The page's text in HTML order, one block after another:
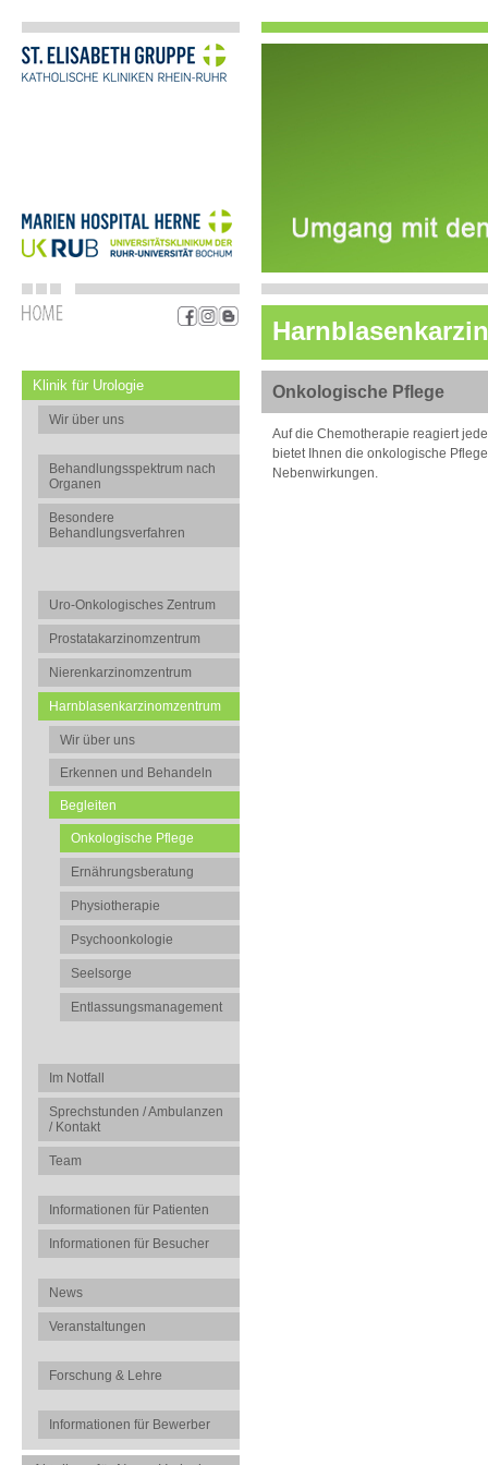
Klinik für Urologie
Wir über uns
Behandlungsspektrum nach
Organen
Besondere
Behandlungsverfahren
Uro-Onkologisches Zentrum
Prostatakarzinomzentrum
Nierenkarzinomzentrum
Harnblasenkarzinomzentrum
Wir über uns
Erkennen und Behandeln
Begleiten
Onkologische Pflege
Ernährungsberatung
Physiotherapie
Psychoonkologie
Seelsorge
Entlassungsmanagement
Im Notfall
Sprechstunden / Ambulanzen
/ Kontakt
Team
Informationen für Patienten
Informationen für Besucher
News
Veranstaltungen
Forschung & Lehre
Informationen für Bewerber
Onkologische Pflege
Auf die Chemotherapie reagiert
bietet Ihnen die onkologische
Nebenwirkungen.